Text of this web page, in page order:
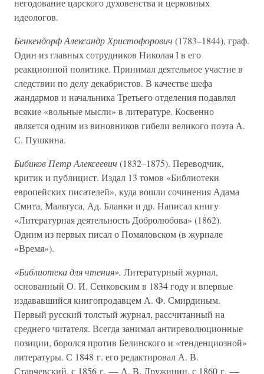
негодование царского духовенства и церковных
идеологов.
Бенкендорф Александр Христофорович (1783–1844), граф.
Один из главных сотрудников Николая I в его
реакционной политике. Принимал деятельное участие в
следствии по делу декабристов. В качестве шефа
жандармов и начальника Третьего отделения подавлял
всякие «вольные мысли» в литературе. Косвенно
является одним из виновников гибели великого поэта А.
С. Пушкина.
Бибиков Петр Алексеевич (1832–1875). Переводчик,
критик и публицист. Издал 13 томов «Библиотеки
европейских писателей», куда вошли сочинения Адама
Смита, Мальтуса, Ад. Бланки и др. Написал книгу
«Литературная деятельность Добролюбова» (1862).
Одним из первых писал о Помяловском (в журнале
«Время»).
«Библиотека для чтения». Литературный журнал,
основанный О. И. Сенковским в 1834 году и впервые
издававшийся книгопродавцем А. Ф. Смирдиным.
Первый русский толстый журнал, рассчитанный на
среднего читателя. Всегда занимал антиреволюционные
позиции, боролся против Белинского и «тенденциозной»
литературы. С 1848 г. его редактировал А. В.
Старчевский, с 1856 г. — А. В. Дружинин, с 1860 г. —